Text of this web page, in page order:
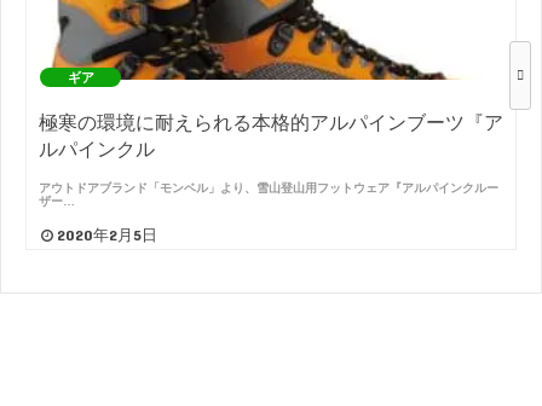
ギア
極寒の環境に耐えられる本格的アルパインブーツ『ア
ルパインクル
アウトドアブランド「モンベル」より、雪山登山用フットウェア『アルパインクルー
ザー…
2020年2月5日